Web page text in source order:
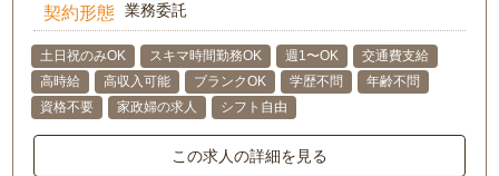
契約形態 業務委託
土日祝のみOK スキマ時間勤務OK 週1〜OK
交通費支給
高時給
高収入可能 ブランクOK 学歴不問
年齢不問
資格不要
家政婦の求人 シフト自由
この求人の詳細を見る